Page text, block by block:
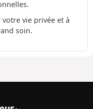
vie privée et à
soin.